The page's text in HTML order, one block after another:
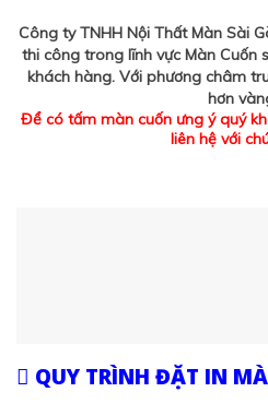
Công ty TNHH Nội Thất Màn Sài
thi công trong lĩnh vực Màn Cuốn
khách hàng. Với phương châm
hơn
Để có tấm màn cuốn ưng ý quý
liên hệ với
QUY TRÌNH ĐẶT IN